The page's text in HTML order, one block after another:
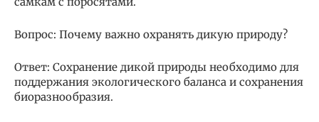
Вопрос: Почему важно охранять дикую природу?
Ответ: Сохранение дикой природы необходимо для
поддержания экологического баланса и сохранения
биоразнообразия.